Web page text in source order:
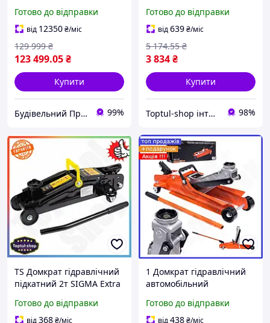
Готово до відправки
від 12350₴/міс
123 499.05₴
129 999 ₴
Купити
Будівельний Простір 99%
шиномонтажу підйомник
для автомобілів SHT55_Q
Готово до відправки
від639₴/міс
3 834₴
5 174.55 ₴
Купити
Toptul-shop інтернет магазин 98%
TS Домкрат гідравлічний
підкатний 2т SIGMA Extra
підйомник підкатний
інструмент SHT55_Q
Готово до відправки
від368₴/міс
1 Домкрат гідравлічний
автомобільний
premium 3 тонни KRAFT
DELE підкатний
Готово до відправки
від438₴/міс